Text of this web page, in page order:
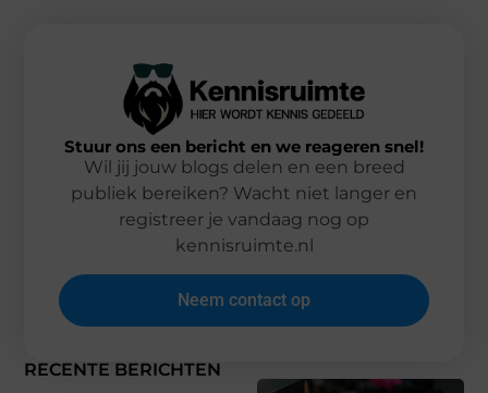
RECENTE BERICHTEN
Stuur ons een bericht en we reageren snel!
Wil jij jouw blogs delen en een breed
publiek bereiken? Wacht niet langer en
registreer je vandaag nog op
kennisruimte.nl
Neem contact op